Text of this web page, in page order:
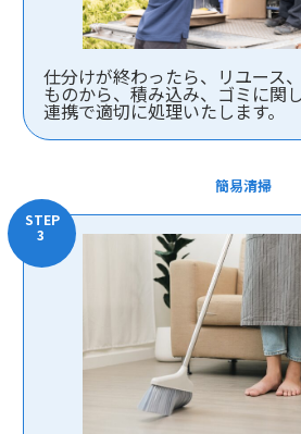
仕分けが終わったら、リユース
ものから、積み込み、ゴミに関
連携で適切に処理いたします。
簡易清掃